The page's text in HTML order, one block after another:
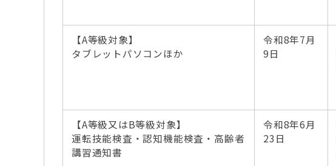
【A等級対象】
タブレットパソコンほか
令和8年7月
9日
【A等級又はB等級対象】
運転技能検査・認知機能検査・高齢者
講習通知書
令和8年6月
23日